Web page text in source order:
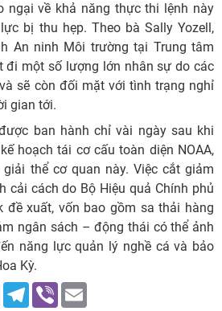
ngại về khả năng thực thi lệnh này
bị thu hẹp. Theo bà Sally Yozell,
An ninh Môi trường tại Trung tâm
đi một số lượng lớn nhân sự do các
sẽ còn đối mặt với tình trạng nghỉ
gian tới.
ban hành chỉ vài ngày sau khi
hoạch tái cơ cấu toàn diện NOAA,
thể cơ quan này. Việc cắt giảm
cải cách do Bộ Hiệu quả Chính phủ
đề xuất, vốn bao gồm sa thải hàng
ngân sách – động thái có thể ảnh
năng lực quản lý nghề cá và bảo
Kỳ.
X Telegram
Viber